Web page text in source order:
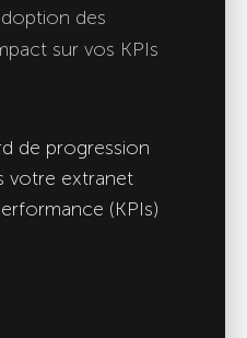
des
sur vos KPIs
de progression
votre extranet
(KPIs)